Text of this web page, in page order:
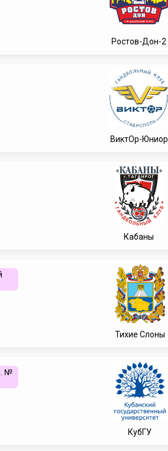
Ростов-Дон-2
ВиктОр-Юниор
Кабаны
Тихие Слоны
№
КубГУ